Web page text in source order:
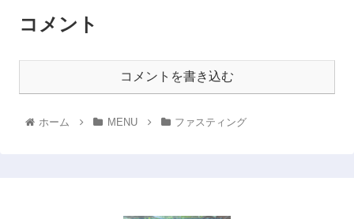
コメント
コメントを書き込む
ホーム MENU ファスティング